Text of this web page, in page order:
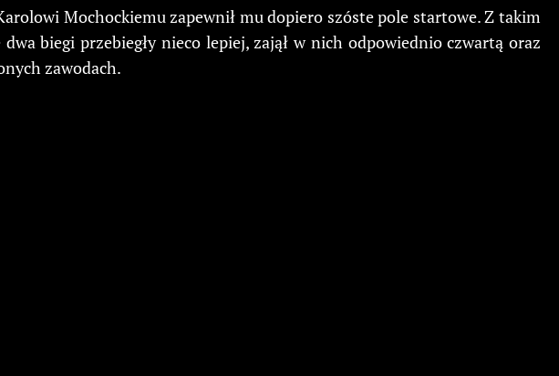
Mochockiemu zapewnił mu dopiero szóste pole startowe. Z takim
biegi przebiegły nieco lepiej, zajął w nich odpowiednio czwartą oraz
zawodach.